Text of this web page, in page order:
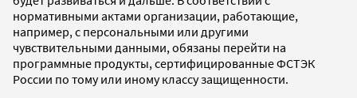
нормативными актами организации, работающие,
например, с персональными или другими
чувствительными данными, обязаны перейти на
программные продукты, сертифицированные ФСТЭК
России по тому или иному классу защищенности.